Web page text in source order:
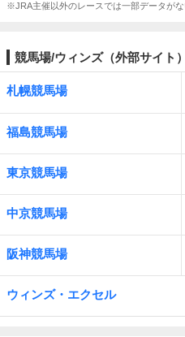
※JRA主催以外のレースでは一部データがな
競馬場/ウィンズ（外部サイト）
札幌競馬場
福島競馬場
東京競馬場
中京競馬場
阪神競馬場
ウィンズ・エクセル